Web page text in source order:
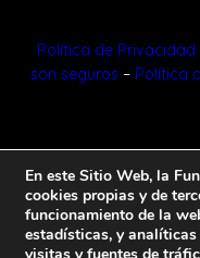
Política de
son seguros – Política
© 2023 FNFF |
En este Sitio Web, la
cookies propias y de
funcionamiento de la
estadísticas, y